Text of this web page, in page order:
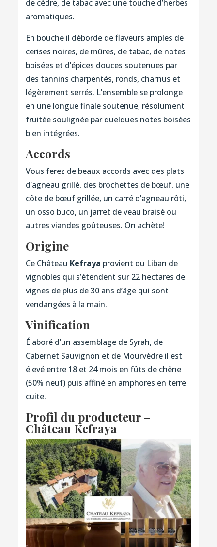
de cèdre, de tabac avec une touche d’herbes
aromatiques.
En bouche il déborde de flaveurs amples de
cerises noires, de mûres, de tabac, de notes
boisées et d’épices douces soutenues par
des tannins charpentés, ronds, charnus et
légèrement serrés. L’ensemble se prolonge
en une longue finale soutenue, résolument
fruitée soulignée par quelques notes boisées
bien intégrées.
Accords
Vous ferez de beaux accords avec des plats
d’agneau grillé, des brochettes de bœuf, une
côte de bœuf grillée, un carré d’agneau rôti,
un osso buco, un jarret de veau braisé ou
autres viandes goûteuses. On achète!
Origine
Ce Château Kefraya provient du Liban de
vignobles qui s’étendent sur 22 hectares de
vignes de plus de 30 ans d’âge qui sont
vendangées à la main.
Vinification
Élaboré d’un assemblage de Syrah, de
Cabernet Sauvignon et de Mourvèdre il est
élevé entre 18 et 24 mois en fûts de chêne
(50% neuf) puis affiné en amphores en terre
cuite.
Profil du producteur –
Château Kefraya